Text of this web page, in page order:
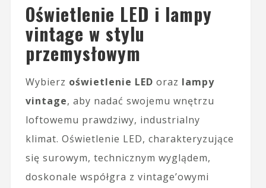
Oświetlenie LED i lampy
vintage w stylu
przemysłowym
Wybierz oświetlenie LED oraz lampy
vintage, aby nadać swojemu wnętrzu
loftowemu prawdziwy, industrialny
klimat. Oświetlenie LED, charakteryzujące
się surowym, technicznym wyglądem,
doskonale współgra z vintage’owymi